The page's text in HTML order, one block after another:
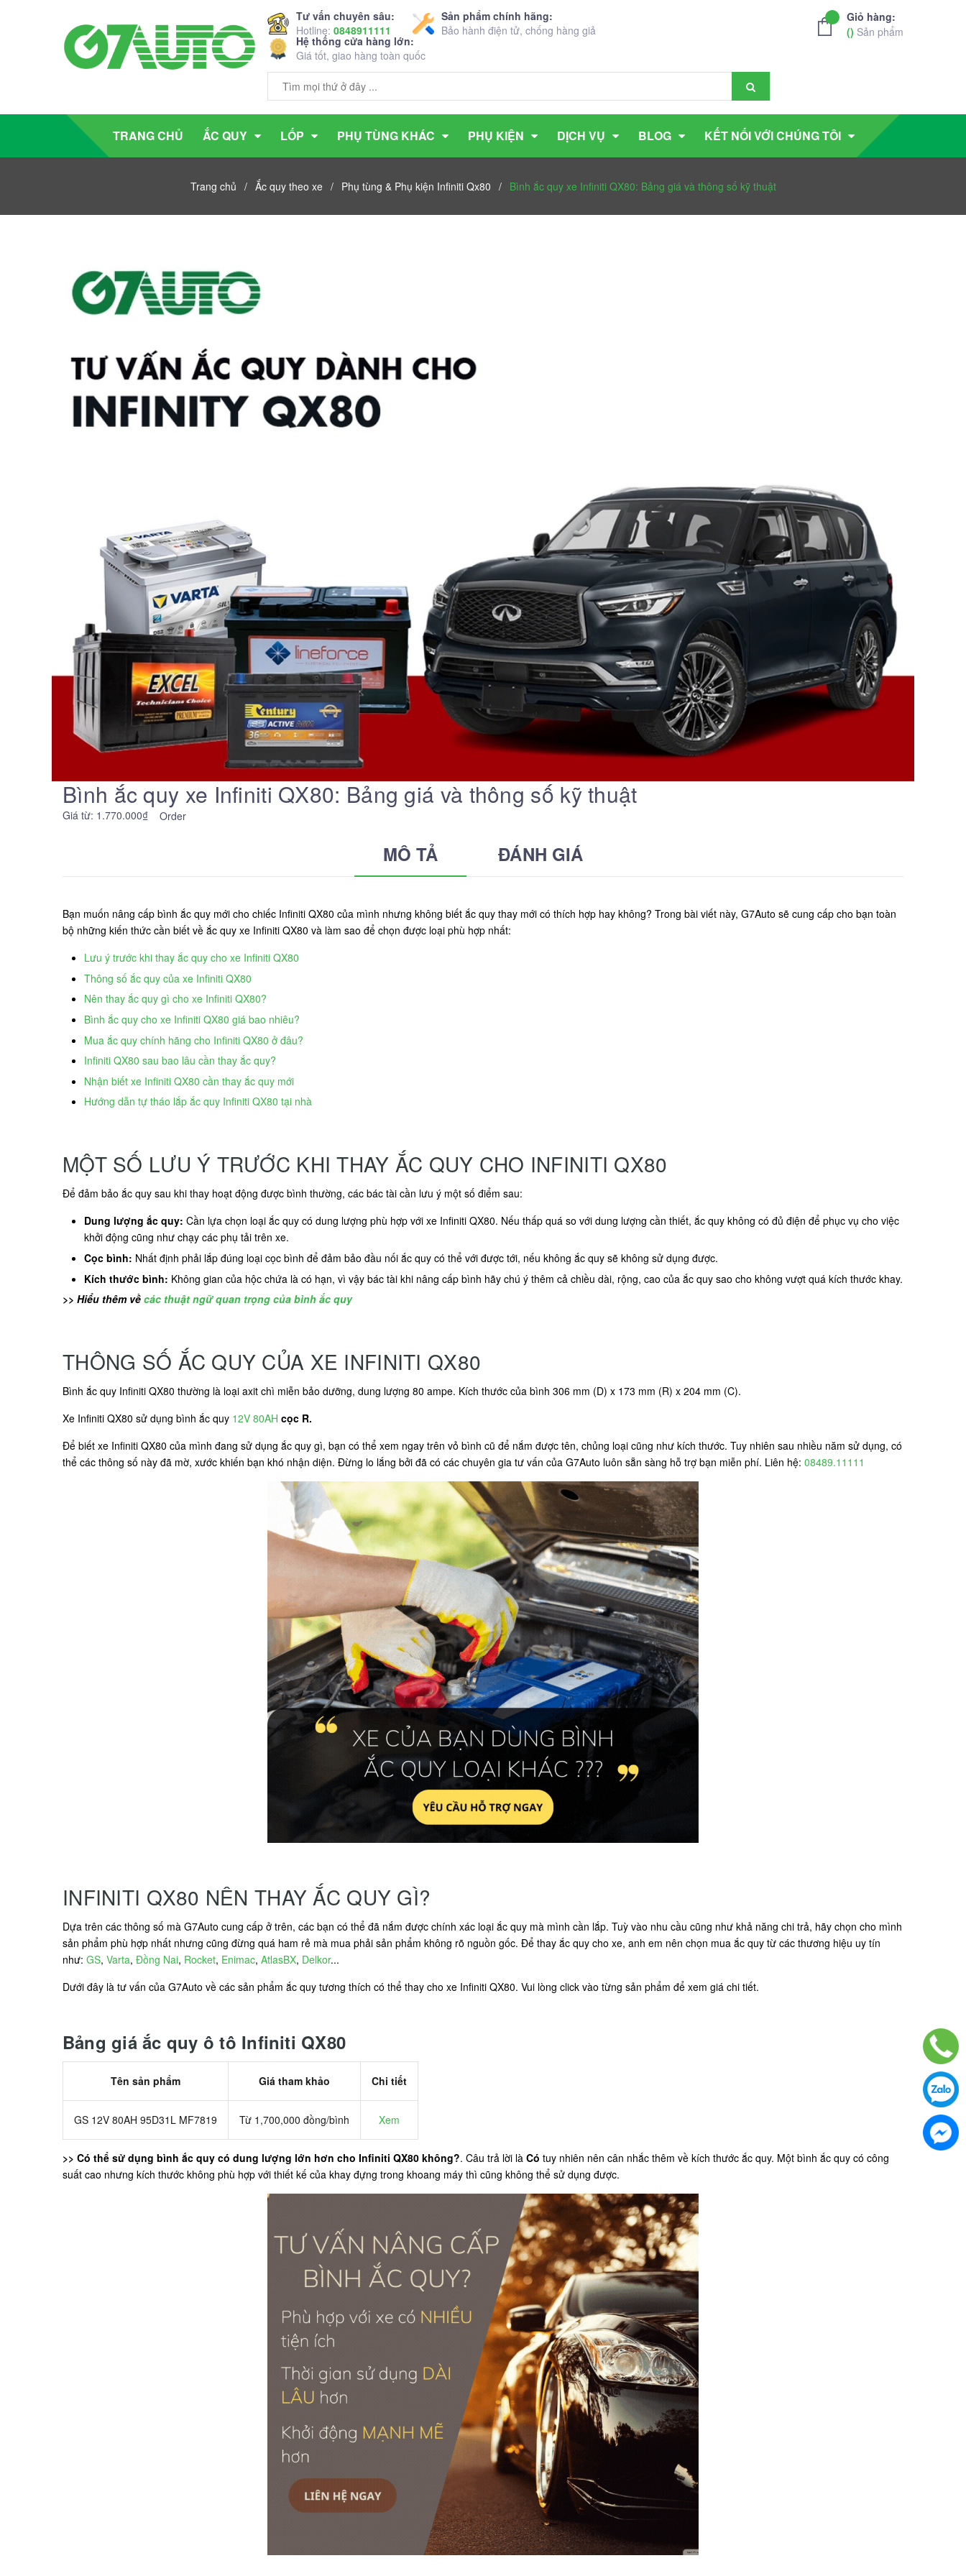
Tư vấn chuyên sâu:
Hotline: 0848911111
Sản phẩm chính hãng:
Bảo hành điện tử, chống hàng giả
Hệ thống cửa hàng lớn:
Giá tốt, giao hàng toàn quốc
Giỏ hàng:
() Sản phẩm
TRANG CHỦ ẮC QUY LỐP PHỤ TÙNG KHÁC PHỤ KIỆN DỊCH VỤ BLOG KẾT NỐI VỚI CHÚNG TÔI
Trang chủ / Ắc quy theo xe / Phụ tùng & Phụ kiện Infiniti Qx80 / Bình ắc quy xe Infiniti QX80: Bảng giá và thông số kỹ thuật
Bình ắc quy xe Infiniti QX80: Bảng giá và thông số kỹ thuật
Giá từ: 1.770.000₫ Order
MÔ TẢ ĐÁNH GIÁ
Bạn muốn nâng cấp bình ắc quy mới cho chiếc Infiniti QX80 của mình nhưng không biết ắc quy thay mới có thích hợp hay không? Trong bài viết này, G7Auto sẽ cung cấp cho bạn toàn
bộ những kiến thức cần biết về ắc quy xe Infiniti QX80 và làm sao để chọn được loại phù hợp nhất:
Lưu ý trước khi thay ắc quy cho xe Infiniti QX80
Thông số ắc quy của xe Infiniti QX80
Nên thay ắc quy gì cho xe Infiniti QX80?
Bình ắc quy cho xe Infiniti QX80 giá bao nhiêu?
Mua ắc quy chính hãng cho Infiniti QX80 ở đâu?
Infiniti QX80 sau bao lâu cần thay ắc quy?
Nhận biết xe Infiniti QX80 cần thay ắc quy mới
Hướng dẫn tự tháo lắp ắc quy Infiniti QX80 tại nhà
MỘT SỐ LƯU Ý TRƯỚC KHI THAY ẮC QUY CHO INFINITI QX80
Để đảm bảo ắc quy sau khi thay hoạt động được bình thường, các bác tài cần lưu ý một số điểm sau:
Dung lượng ắc quy: Cần lựa chọn loại ắc quy có dung lượng phù hợp với xe Infiniti QX80. Nếu thấp quá so với dung lượng cần thiết, ắc quy không có đủ điện để phục vụ cho việc
khởi động cũng như chạy các phụ tải trên xe.
Cọc bình: Nhất định phải lắp đúng loại cọc bình để đảm bảo đầu nối ắc quy có thể với được tới, nếu không ắc quy sẽ không sử dụng được.
Kích thước bình: Không gian của hộc chứa là có hạn, vì vậy bác tài khi nâng cấp bình hãy chú ý thêm cả chiều dài, rộng, cao của ắc quy sao cho không vượt quá kích thước khay.
>> Hiểu thêm về các thuật ngữ quan trọng của bình ắc quy
THÔNG SỐ ẮC QUY CỦA XE INFINITI QX80
Bình ắc quy Infiniti QX80 thường là loại axit chì miễn bảo dưỡng, dung lượng 80 ampe. Kích thước của bình 306 mm (D) x 173 mm (R) x 204 mm (C).
Xe Infiniti QX80 sử dụng bình ắc quy 12V 80AH cọc R.
Để biết xe Infiniti QX80 của mình đang sử dụng ắc quy gì, bạn có thể xem ngay trên vỏ bình cũ để nắm được tên, chủng loại cũng như kích thước. Tuy nhiên sau nhiều năm sử dụng, có
thể các thông số này đã mờ, xước khiến bạn khó nhận diện. Đừng lo lắng bởi đã có các chuyên gia tư vấn của G7Auto luôn sẵn sàng hỗ trợ bạn miễn phí. Liên hệ: 08489.11111
INFINITI QX80 NÊN THAY ẮC QUY GÌ?
Dựa trên các thông số mà G7Auto cung cấp ở trên, các bạn có thể đã nắm được chính xác loại ắc quy mà mình cần lắp. Tuỳ vào nhu cầu cũng như khả năng chi trả, hãy chọn cho mình
sản phẩm phù hợp nhất nhưng cũng đừng quá ham rẻ mà mua phải sản phẩm không rõ nguồn gốc. Để thay ắc quy cho xe, anh em nên chọn mua ắc quy từ các thương hiệu uy tín
như: GS, Varta, Đồng Nai, Rocket, Enimac, AtlasBX, Delkor...
Dưới đây là tư vấn của G7Auto về các sản phẩm ắc quy tương thích có thể thay cho xe Infiniti QX80. Vui lòng click vào từng sản phẩm để xem giá chi tiết.
Bảng giá ắc quy ô tô Infiniti QX80
Tên sản phẩm Giá tham khảo Chi tiết
GS 12V 80AH 95D31L MF7819 Từ 1,700,000 đồng/bình Xem
>> Có thể sử dụng bình ắc quy có dung lượng lớn hơn cho Infiniti QX80 không?. Câu trả lời là Có tuy nhiên nên cân nhắc thêm về kích thước ắc quy. Một bình ắc quy có công
suất cao nhưng kích thước không phù hợp với thiết kế của khay đựng trong khoang máy thì cũng không thể sử dụng được.